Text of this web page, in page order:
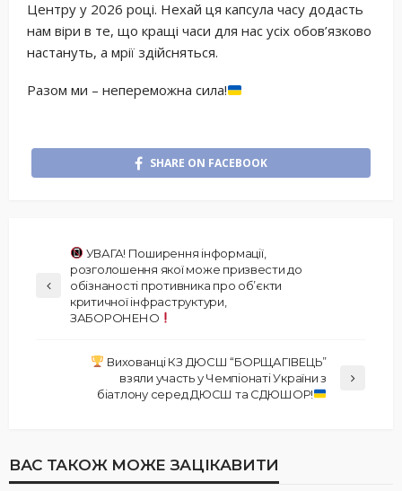
Центру у 2026 році. Нехай ця капсула часу додасть
нам віри в те, що кращі часи для нас усіх обов’язково
настануть, а мрії здійсняться.
Разом ми – непереможна сила!
SHARE ON FACEBOOK
УВАГА! Поширення інформації,
розголошення якої може призвести до
обізнаності противника про об’єкти
критичної інфраструктури,
ЗАБОРОНЕНО
Вихованці КЗ ДЮСШ “БОРЩАГІВЕЦЬ”
взяли участь у Чемпіонаті України з
біатлону серед ДЮСШ та СДЮШОР!
ВАС ТАКОЖ МОЖЕ ЗАЦІКАВИТИ